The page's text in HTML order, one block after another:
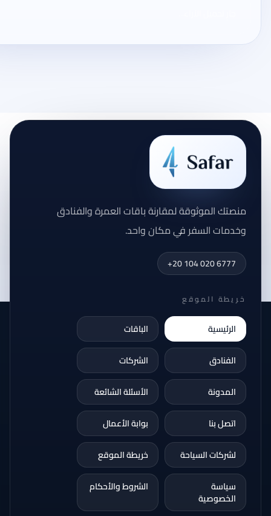
منصتك الموثوقة لمقارنة باقات العمرة والفنادق
وخدمات السفر في مكان واحد.
+20 104 020 6777
خريطة الموقع
الرئيسية
الباقات
الفنادق
الشركات
المدونة
الأسئلة الشائعة
اتصل بنا
بوابة الأعمال
لشركات السياحة
خريطة الموقع
سياسة
الخصوصية
الشروط والأحكام